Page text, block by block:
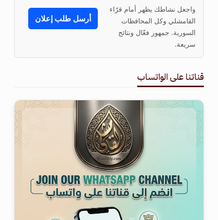
واجعل نشاطك يظهر أمام قرّاء
القامشلي وكل المحافظات
السورية. جمهور فعّال ونتائج
سريعة.
أرسل طلب إعلان
قناتنا على الواتساب